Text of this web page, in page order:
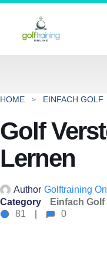
HOME EINFACH GOLF
Golf
Lernen
Author Golftraining
Category
Einfach Golf
81
0